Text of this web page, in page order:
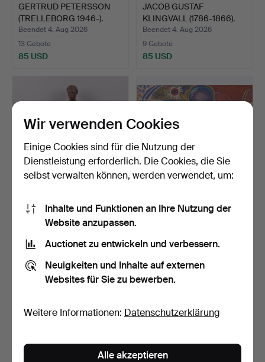
GERTRUD PETERSSON
(TRELLEBORG 1946-).
Aqua…
Beendet 4. Aug 2026
13 Gebote
85 USD
JACOB GUSTAF
KLINGVALL (1786-1866).
ZUGESC…
Beendet 4. Aug 2026
9 Gebote
85 USD
THURE THÖRN (1918-
2005). Skulptur, "Irma".
Beendet 3. Aug 2026
31 Gebote
SVEN X:ET ERIXSON.
Lithografie, "Ljusårssa…
9 Gebote
Wir verwenden Cookies
Einige Cookies sind für die Nutzung der
Dienstleistung erforderlich. Die Cookies, die Sie
selbst verwalten können, werden verwendet, um:
Inhalte und Funktionen an Ihre Nutzung der
Website anzupassen.
Auctionet zu entwickeln und verbessern.
Neuigkeiten und Inhalte auf externen
Websites für Sie zu bewerben.
Weitere Informationen: Datenschutzerklärung
Alle akzeptieren